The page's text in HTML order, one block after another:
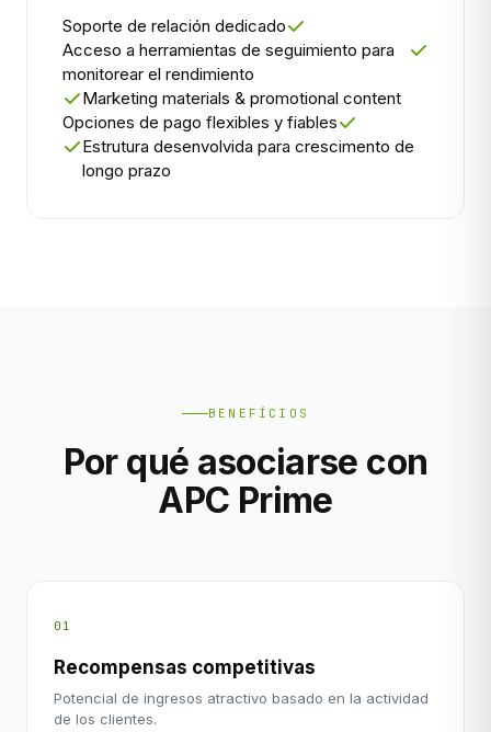
Soporte de relación dedicado
Acceso a herramientas de seguimiento para
monitorear el rendimiento
Marketing materials & promotional content
Opciones de pago flexibles y fiables
Estrutura desenvolvida para crescimento de
longo prazo
BENEFÍCIOS
Por qué asociarse con
APC Prime
01
Recompensas competitivas
Potencial de ingresos atractivo basado en la actividad
de los clientes.